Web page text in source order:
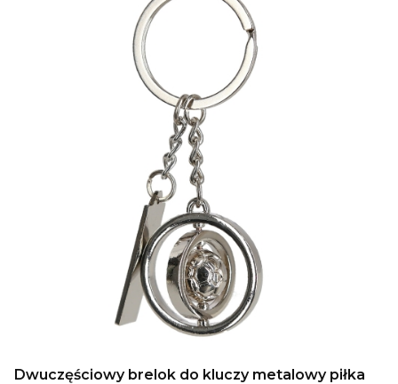
Dwuczęściowy brelok do kluczy metalowy piłka